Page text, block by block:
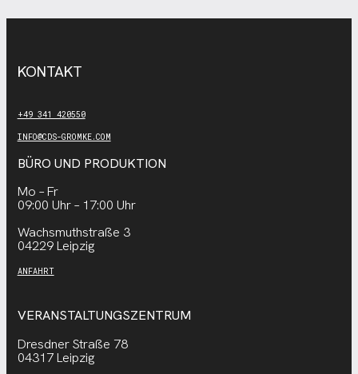
KONTAKT
+49 341 420550
INFO@CDS-GROMKE.COM
BÜRO UND PRODUKTION
Mo – Fr
09:00 Uhr – 17:00 Uhr
Wachsmuthstraße 3
04229 Leipzig
ANFAHRT
VERANSTALTUNGSZENTRUM
Dresdner Straße 78
04317 Leipzig